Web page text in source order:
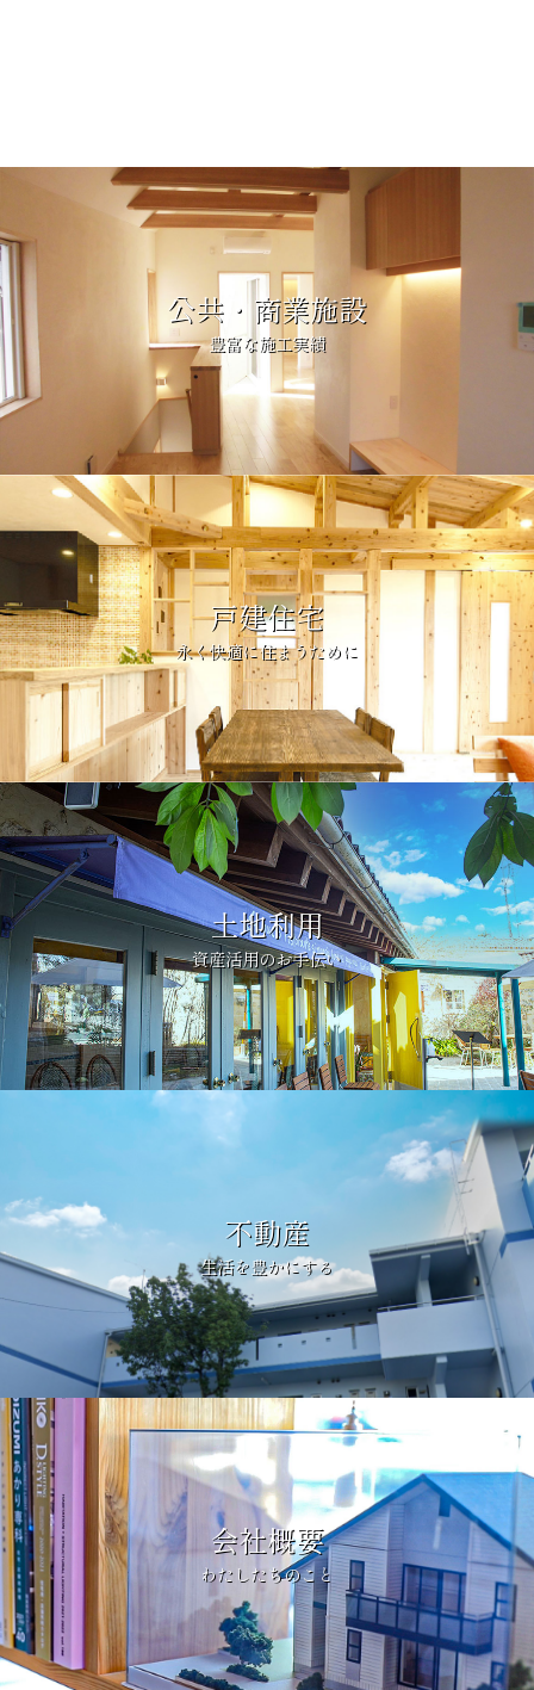
公共・商業施設
豊富な施工実績
戸建住宅
永く快適に住まうために
土地利用
資産活用のお手伝い
不動産
生活を豊かにする
会社概要
わたしたちのこと